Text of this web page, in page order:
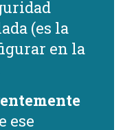
(es la
en la
ese